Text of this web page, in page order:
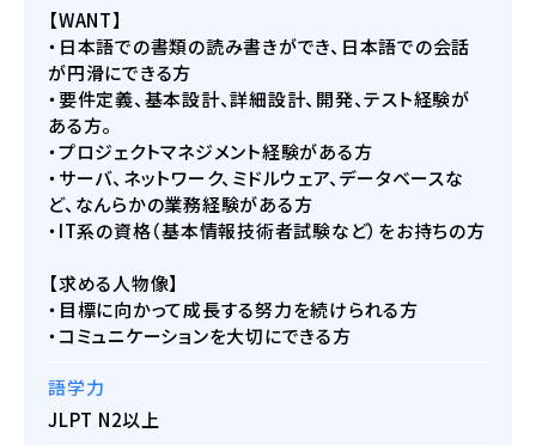
【WANT】
・日本語での書類の読み書きができ、日本語での会話
が円滑にできる方
・要件定義、基本設計、詳細設計、開発、テスト経験が
ある方。
・プロジェクトマネジメント経験がある方
・サーバ、ネットワーク、ミドルウェア、データベースな
ど、なんらかの業務経験がある方
・IT系の資格（基本情報技術者試験など）をお持ちの方
【求める人物像】
・目標に向かって成長する努力を続けられる方
・コミュニケーションを大切にできる方
語学力
JLPT N2以上